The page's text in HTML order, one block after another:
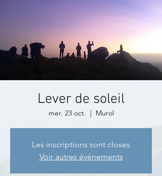
Lever de soleil
mer. 23 oct.
  |
Murol
Les inscriptions sont closes
Voir autres événements